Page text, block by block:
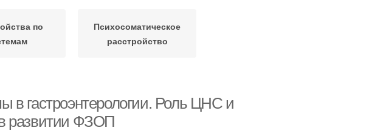
по
Психосоматическое
расстройство
в гастроэнтерологии. Роль ЦНС и
развитии ФЗОП